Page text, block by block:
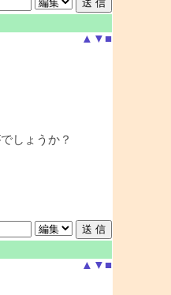
▲ ▼ ■
しょうか？
▲ ▼ ■